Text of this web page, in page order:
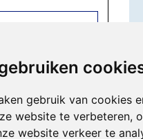
gebruik van cookies
website te verbeteren,
website verkeer te
Inloggen